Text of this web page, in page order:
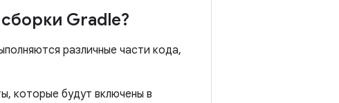
Gradle?
различные части кода,
которые будут включены в